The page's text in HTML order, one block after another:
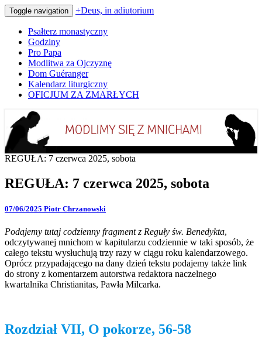
Toggle navigation +Deus, in adiutorium
Psałterz monastyczny
Godziny
Pro Papa
Modlitwa za Ojczyznę
Dom Guéranger
Kalendarz liturgiczny
OFICJUM ZA ZMARŁYCH
+Deus, in adiutorium
Codziennie modlimy się z mnichami
REGUŁA: 7 czerwca 2025, sobota
REGUŁA: 7 czerwca 2025, sobota
07/06/2025 Piotr Chrzanowski
Podajemy tutaj codzienny fragment z Reguły św. Benedykta,
odczytywanej mnichom w kapitularzu codziennie w taki sposób, że
całego tekstu wysłuchują trzy razy w ciągu roku kalendarzowego.
Oprócz przypadającego na dany dzień tekstu podajemy także link
do strony z komentarzem autorstwa redaktora naczelnego
kwartalnika Christianitas, Pawła Milcarka.
Rozdział VII, O pokorze, 56-58